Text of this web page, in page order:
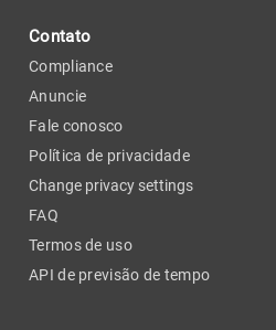
Contato
Compliance
Anuncie
Fale conosco
Política de privacidade
Change privacy settings
FAQ
Termos de uso
API de previsão de tempo